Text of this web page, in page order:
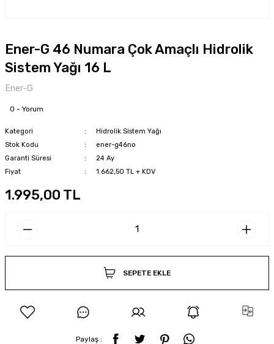
Ener-G 46 Numara Çok Amaçlı Hidrolik
Sistem Yağı 16 L
Ener-G
0 - Yorum
Kategori
Hidrolik Sistem Yağı
Stok Kodu
ener-g46no
Garanti Süresi
24 Ay
Fiyat
1.662,50 TL + KDV
1.995,00 TL
SEPETE EKLE
Paylaş :